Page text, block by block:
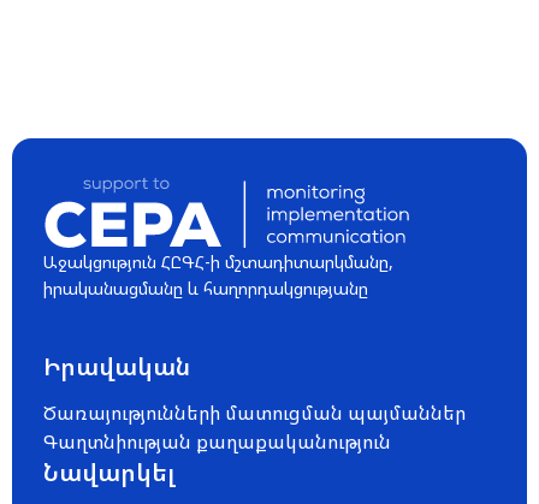
Աջակցություն ՀԸԳՀ-ի մշտադիտարկմանը,
իրականացմանը և հաղորդակցությանը
Իրավական
Ծառայությունների մատուցման պայմաններ
Գաղտնիության քաղաքականություն
Նավարկել